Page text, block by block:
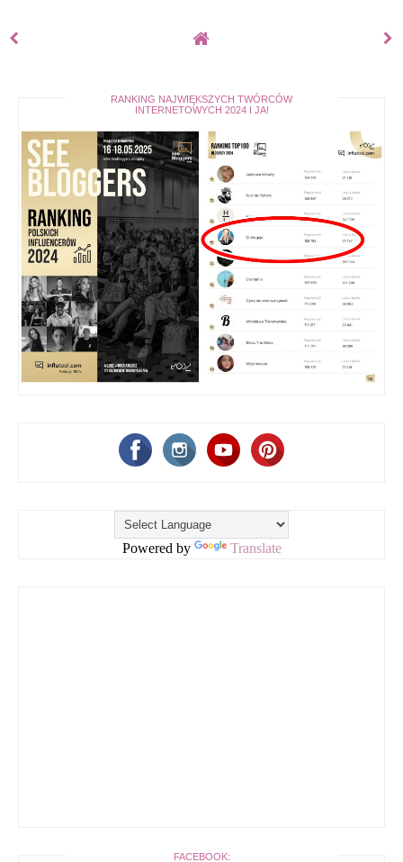
RANKING NAJWIĘKSZYCH TWÓRCÓW
INTERNETOWYCH 2024 I JA!
Powered by Translate
FACEBOOK: